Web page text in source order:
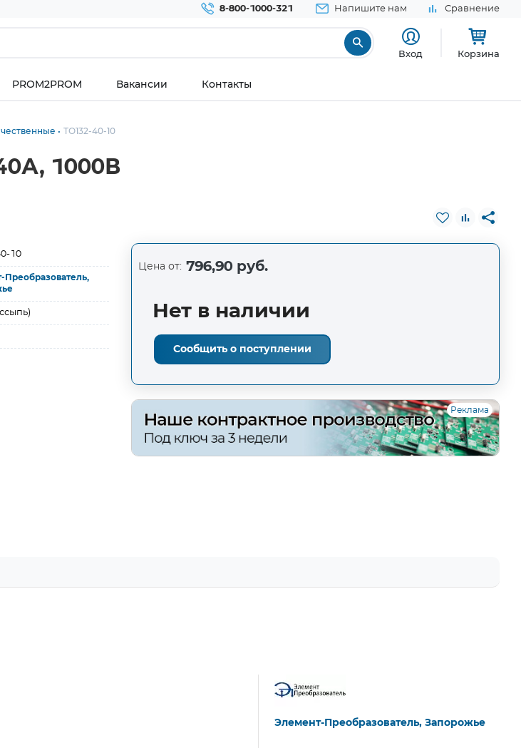
8-800-1000-321 Напишите нам Сравнение
Вход Корзина
PROM2PROM Вакансии Контакты
ТО132-40-10
1000В
10
Преобразователь,
Цена от: 796,90 руб.
Нет в наличии
Сообщить о поступлении
Реклама
Элемент-Преобразователь, Запорожье